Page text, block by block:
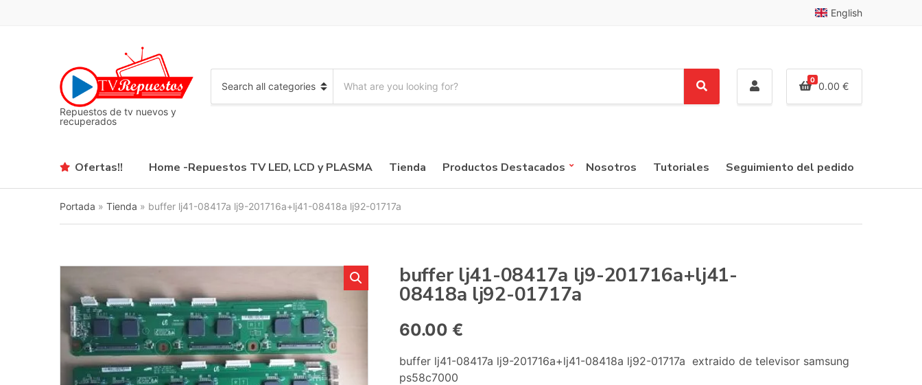
English
Repuestos de tv nuevos y
recuperados
a
r
y
n
a
r
u
c
:
S
e
h
0
0.00 €
Ofertas!! Home -Repuestos TV LED, LCD y PLASMA Tienda Productos Destacados Nosotros Tutoriales Seguimiento del pedido
Portada » Tienda » buffer lj41-08417a lj9-201716a+lj41-08418a lj92-01717a
buffer lj41-08417a lj9-201716a+lj41-
08418a lj92-01717a
60.00 €
buffer lj41-08417a lj9-201716a+lj41-08418a lj92-01717a extraido de televisor samsung
ps58c7000